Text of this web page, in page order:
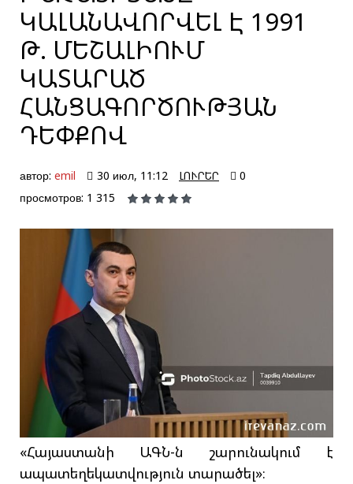
ԿԱԼԱՆԱՎՈՐՎԵԼ Է 1991
Թ. ՄԵՇԱԼԻՈՒՄ
ԿԱՏԱՐԱԾ
ՀԱՆՑԱԳՈՐԾՈՒԹՅԱՆ
ԴԵՓՔՈՎ
автор: emil 30 июл, 11:12 ԼՈՒՐԵՐ
0
просмотров: 1 315
«Հայաստանի ԱԳՆ-ն շարունակում է
ապատեղեկատվություն տարածել»։